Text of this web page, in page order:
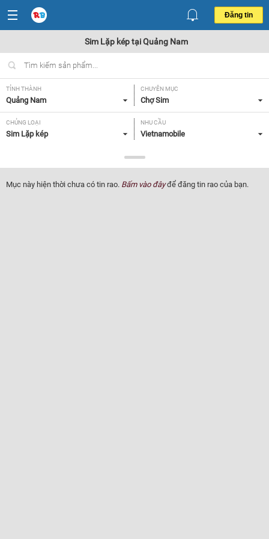
Đăng tin
Sim Lặp kép tại Quảng Nam
TỈNH THÀNH
Quảng Nam
CHUYÊN MỤC
Chợ Sim
CHỦNG LOẠI
Sim Lặp kép
NHU CẦU
Vietnamobile
Tất cả
Mục này hiện thời chưa có tin rao. Bấm vào đâyđể đăng tin rao của bạn.